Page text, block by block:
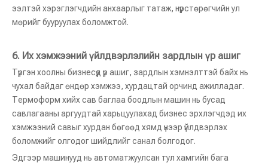
ээлтэй хэрэглэгчдийн анхаарлыг татаж, нүүрстөрөгчийн ул
мөрийг бууруулах боломжтой.
6. Их хэмжээний үйлдвэрлэлийн зардлын үр ашиг
Түргэн хоолны бизнесүүд үр ашиг, зардлын хэмнэлттэй байх нь
чухал байдаг өндөр хэмжээ, хурдацтай орчинд ажилладаг.
Термоформ хийх сав баглаа боодлын машин нь бусад
савлагааны аргуудтай харьцуулахад бизнес эрхлэгчдэд их
хэмжээний савыг хурдан бөгөөд хямд үнээр үйлдвэрлэх
боломжийг олгодог шийдлийг санал болгодог.
Эдгээр машинууд нь автоматжуулсан тул хамгийн бага